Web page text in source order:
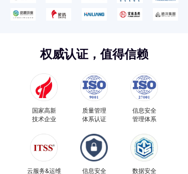
权威认证，值得信赖
国家高新
技术企业
质量管理
体系认证
信息安全
管理体系
云服务&运维
信息安全
数据安全